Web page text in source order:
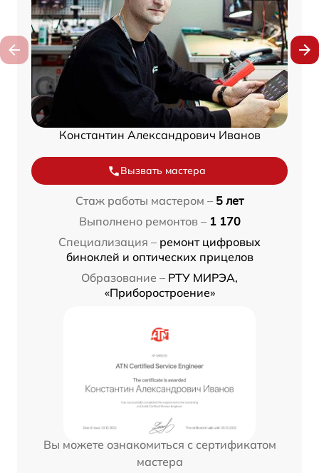
Константин Александрович Иванов
Вызвать мастера
Стаж работы мастером – 5 лет
Выполнено ремонтов – 1 170
Специализация – ремонт цифровых
биноклей и оптических прицелов
Образование – РТУ МИРЭА,
«Приборостроение»
Вы можете ознакомиться с сертификатом
мастера